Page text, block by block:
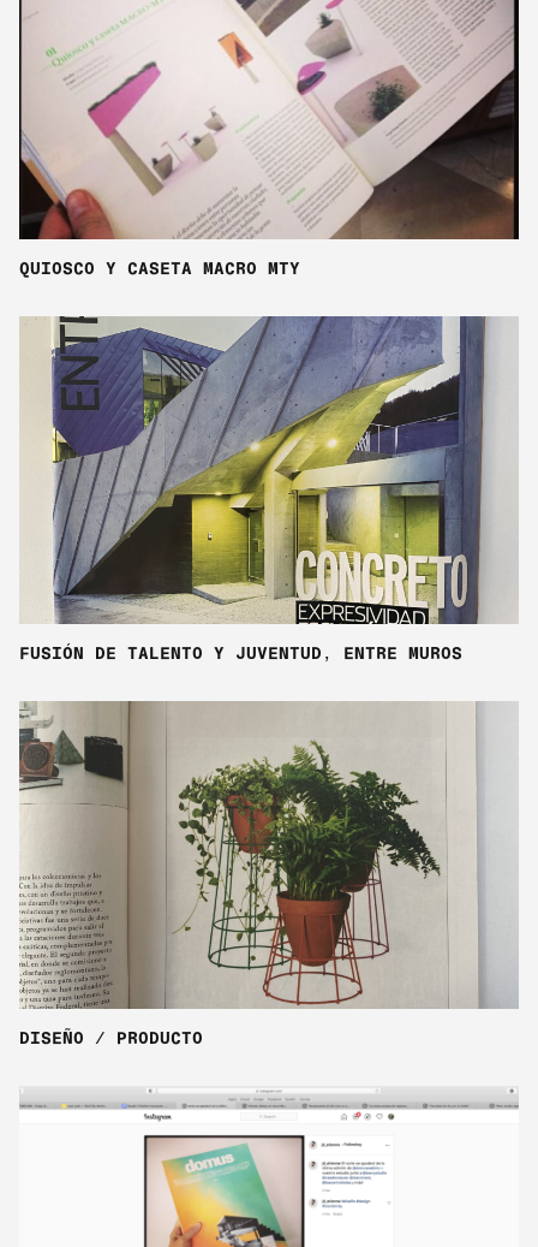
QUIOSCO Y CASETA MACRO MTY
FUSIÓN DE TALENTO Y JUVENTUD, ENTRE MUROS
DISEÑO / PRODUCTO